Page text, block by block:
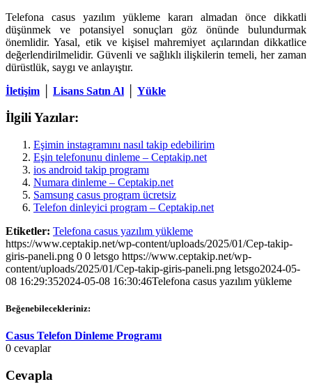
Telefona casus yazılım yükleme kararı almadan önce dikkatli
düşünmek ve potansiyel sonuçları göz önünde bulundurmak
önemlidir. Yasal, etik ve kişisel mahremiyet açılarından dikkatlice
değerlendirilmelidir. Güvenli ve sağlıklı ilişkilerin temeli, her zaman
dürüstlük, saygı ve anlayıştır.
İletişim
Lisans Satın Al Yükle
İlgili Yazılar:
Eşimin instagramını nasıl takip edebilirim
Eşin telefonunu dinleme – Ceptakip.net
ios android takip programı
Numara dinleme – Ceptakip.net
Samsung casus program ücretsiz
Telefon dinleyici program – Ceptakip.net
Etiketler: Telefona casus yazılım yükleme
https://www.ceptakip.net/wp-content/uploads/2025/01/Cep-takip-
giris-paneli.png 0 0 letsgo https://www.ceptakip.net/wp-
content/uploads/2025/01/Cep-takip-giris-paneli.png letsgo2024-05-
08 16:29:352024-05-08 16:30:46Telefona casus yazılım yükleme
Beğenebilecekleriniz:
Casus Telefon Dinleme Programı
0 cevaplar
Cevapla